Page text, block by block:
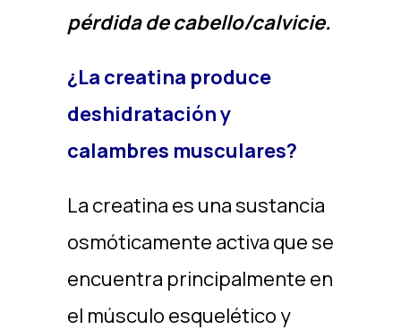
pérdida de cabello/calvicie.
¿La creatina produce
deshidratación y
calambres musculares?
La creatina es una sustancia
osmóticamente activa que se
encuentra principalmente en
el músculo esquelético y